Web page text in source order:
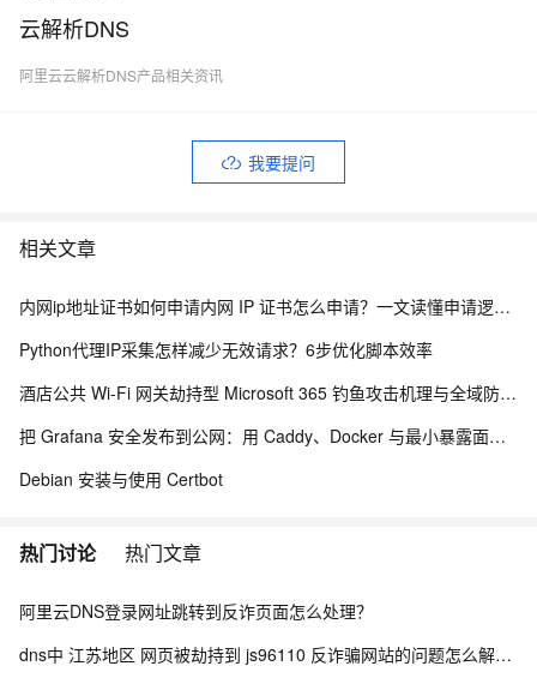
云解析DNS
阿里云云解析DNS产品相关资讯
我要提问
相关文章
内网ip地址证书如何申请内网 IP 证书怎么申请？一文读懂申请逻辑、流程与注意事项
Python代理IP采集怎样减少无效请求？6步优化脚本效率
酒店公共 Wi-Fi 网关劫持型 Microsoft 365 钓鱼攻击机理与全域防护体系研究
把 Grafana 安全发布到公网：用 Caddy、Docker 与最小暴露面配置 HTTPS
Debian 安装与使用 Certbot
热门讨论 热门文章
阿里云DNS登录网址跳转到反诈页面怎么处理？
dns中 江苏地区 网页被劫持到 js96110 反诈骗网站的问题怎么解决？